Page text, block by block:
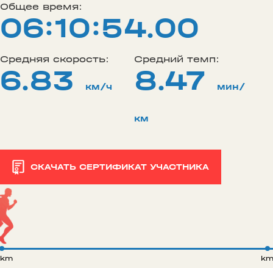
Общее время:
06:10:54.00
Средняя скорость:
6.83 км/ч
Средний темп:
8.47 мин/
км
СКАЧАТЬ СЕРТИФИКАТ УЧАСТНИКА
km